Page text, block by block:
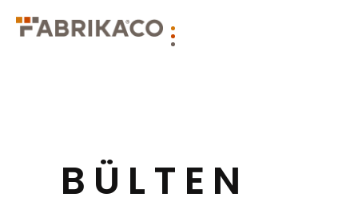
BÜLTEN